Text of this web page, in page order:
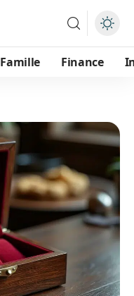
Famille Finance